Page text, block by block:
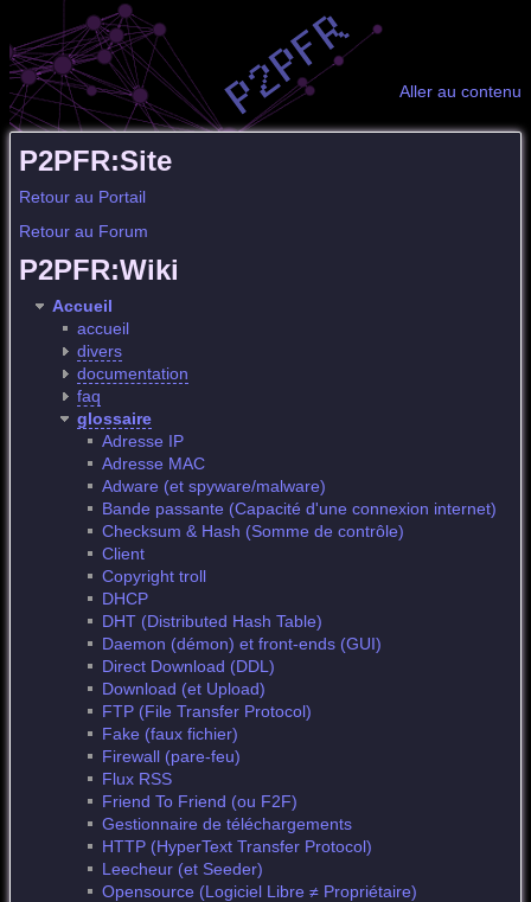
Aller au contenu
P2PFR:Site
Retour au Portail
Retour au Forum
P2PFR:Wiki
Accueil
accueil
divers
documentation
faq
glossaire
Adresse IP
Adresse MAC
Adware (et spyware/malware)
Bande passante (Capacité d'une connexion internet)
Checksum & Hash (Somme de contrôle)
Client
Copyright troll
DHCP
DHT (Distributed Hash Table)
Daemon (démon) et front-ends (GUI)
Direct Download (DDL)
Download (et Upload)
FTP (File Transfer Protocol)
Fake (faux fichier)
Firewall (pare-feu)
Flux RSS
Friend To Friend (ou F2F)
Gestionnaire de téléchargements
HTTP (HyperText Transfer Protocol)
Leecheur (et Seeder)
Opensource (Logiciel Libre ≠ Propriétaire)